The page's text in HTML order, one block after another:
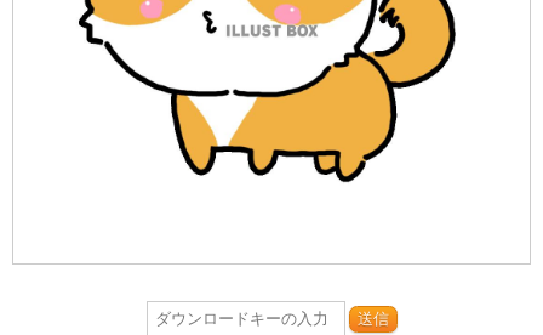
送信